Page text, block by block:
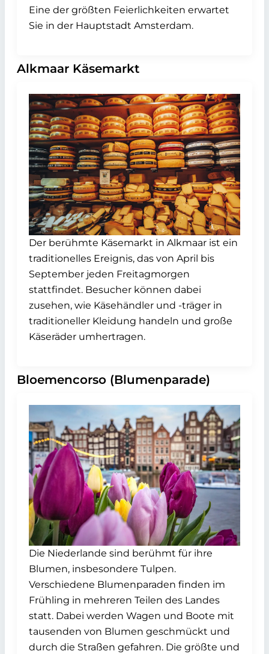
Eine der größten Feierlichkeiten erwartet
Sie in der Hauptstadt Amsterdam.
Alkmaar Käsemarkt
Der berühmte Käsemarkt in Alkmaar ist ein
traditionelles Ereignis, das von April bis
September jeden Freitagmorgen
stattfindet. Besucher können dabei
zusehen, wie Käsehändler und -träger in
traditioneller Kleidung handeln und große
Käseräder umhertragen.
Bloemencorso (Blumenparade)
Die Niederlande sind berühmt für ihre
Blumen, insbesondere Tulpen.
Verschiedene Blumenparaden finden im
Frühling in mehreren Teilen des Landes
statt. Dabei werden Wagen und Boote mit
tausenden von Blumen geschmückt und
durch die Straßen gefahren. Die größte und